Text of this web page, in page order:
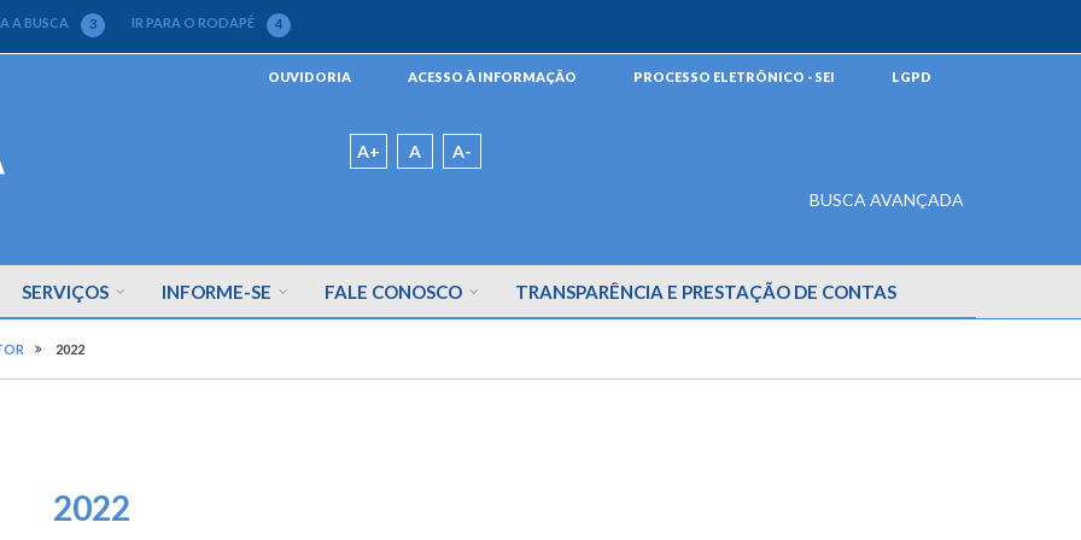
A BUSCA 3 IR PARA O RODAPÉ 4
OUVIDORIA ACESSO À INFORMAÇÃO PROCESSO ELETRÔNICO - SEI LGPD
A+ A A-
BUSCA AVANÇADA
SERVIÇOS INFORME-SE FALE CONOSCO TRANSPARÊNCIA E PRESTAÇÃO DE CONTAS
2022
2022